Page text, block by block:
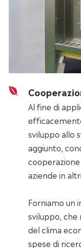
Al fine di
sviluppo allo
aggiunto,
aziende in
Forniamo un
sviluppo, che
del clima
spese di